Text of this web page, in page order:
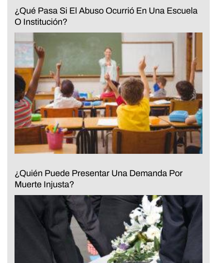
¿Qué Pasa Si El Abuso Ocurrió En Una Escuela
O Institución?
¿Quién Puede Presentar Una Demanda Por
Muerte Injusta?